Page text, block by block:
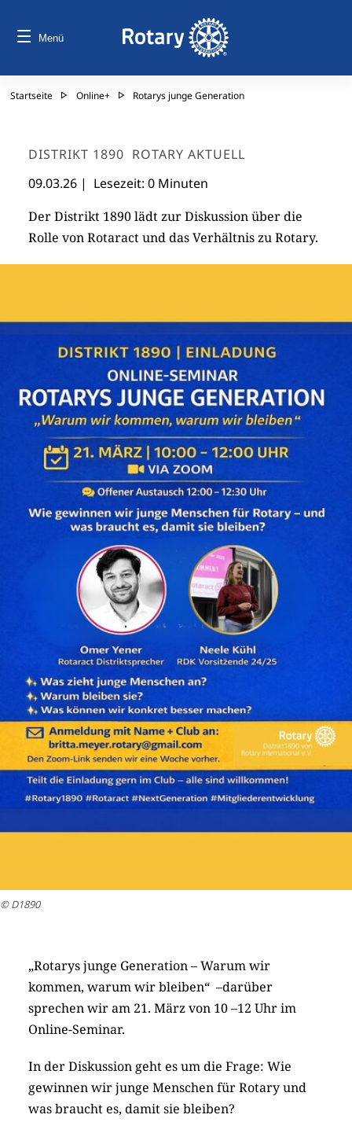
Menü
Startseite Online+ Rotarys junge Generation
DISTRIKT 1890 ROTARY AKTUELL
09.03.26 | Lesezeit: 0 Minuten
Der Distrikt 1890 lädt zur Diskussion über die
Rolle von Rotaract und das Verhältnis zu Rotary.
© D1890
„Rotarys junge Generation – Warum wir
kommen, warum wir bleiben“ –darüber
sprechen wir am 21. März von 10 –12 Uhr im
Online-Seminar.
In der Diskussion geht es um die Frage: Wie
gewinnen wir junge Menschen für Rotary und
was braucht es, damit sie bleiben?